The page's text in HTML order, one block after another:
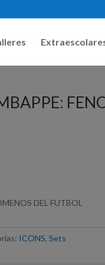
DEL FUTBOL
ICONS, Sets